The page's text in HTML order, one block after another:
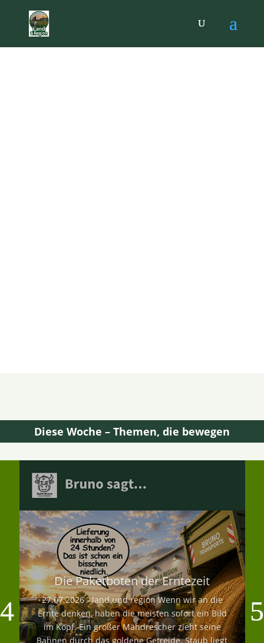
Diese Woche – Themen, die bewegen
Die Paketboten der Erntezeit
27.07.2026 - land und region Wenn wir an die
Ernte denken, haben die meisten sofort ein Bild
im Kopf. Ein großer Mähdrescher zieht seine
Bahnen durch das goldene Getreide. Staub liegt